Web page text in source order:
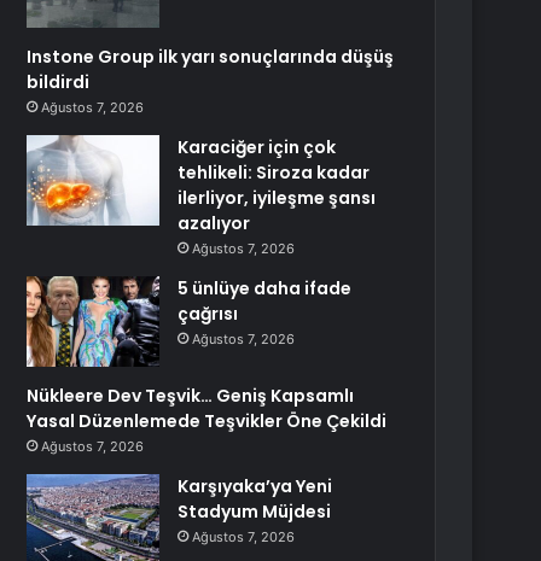
Instone Group ilk yarı sonuçlarında düşüş
bildirdi
Ağustos 7, 2026
Karaciğer için çok
tehlikeli: Siroza kadar
ilerliyor, iyileşme şansı
azalıyor
Ağustos 7, 2026
5 ünlüye daha ifade
çağrısı
Ağustos 7, 2026
Nükleere Dev Teşvik… Geniş Kapsamlı
Yasal Düzenlemede Teşvikler Öne Çekildi
Ağustos 7, 2026
Karşıyaka’ya Yeni
Stadyum Müjdesi
Ağustos 7, 2026